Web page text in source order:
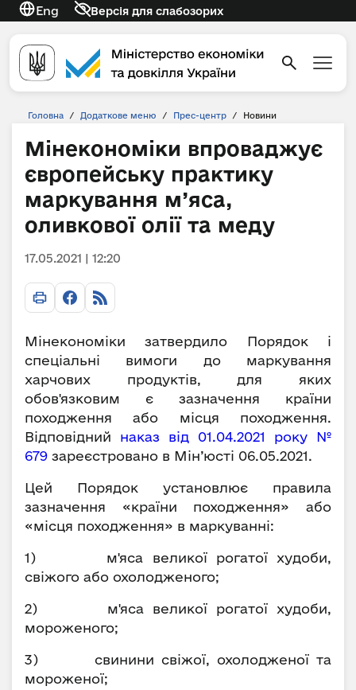
Eng Версія для слабозорих
Головна / Додаткове меню / Прес-центр / Новини
Мінекономіки впроваджує
європейську практику
маркування м’яса,
оливкової олії та меду
17.05.2021 | 12:20
Мінекономіки затвердило Порядок і
спеціальні вимоги до маркування
харчових продуктів, для яких
обов'язковим є зазначення країни
походження або місця походження.
Відповідний наказ від 01.04.2021 року №
679 зареєстровано в Мін’юсті 06.05.2021.
Цей Порядок установлює правила
зазначення «країни походження» або
«місця походження» в маркуванні:
1) м'яса великої рогатої худоби,
свіжого або охолодженого;
2) м'яса великої рогатої худоби,
мороженого;
3) свинини свіжої, охолодженої та
мороженої;